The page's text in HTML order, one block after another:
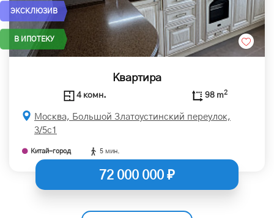
ЭКСКЛЮЗИВ
В ИПОТЕКУ
Квартира
4 комн. 98 m2
Москва, Большой Златоустинский переулок,
3/5с1
Китай-город 5 мин.
72 000 000 ₽